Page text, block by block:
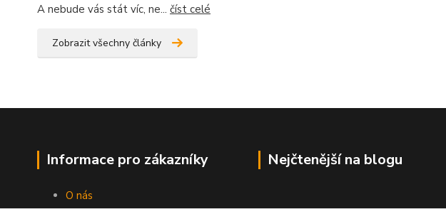
A nebude vás stát víc, ne... číst celé
Zobrazit všechny články
Informace pro zákazníky
O nás
Nejčtenější na blogu